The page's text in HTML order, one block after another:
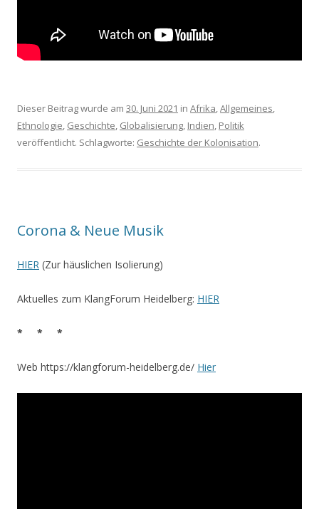
Dieser Beitrag wurde am 30. Juni 2021 in Afrika,Allgemeines,
Ethnologie, Geschichte, Globalisierung, Indien, Politik
veröffentlicht. Schlagworte: Geschichte der Kolonisation.
Corona & Neue Musik
HIER (Zur häuslichen Isolierung)
Aktuelles zum KlangForum Heidelberg: HIER
* * *
Web https://klangforum-heidelberg.de/ Hier